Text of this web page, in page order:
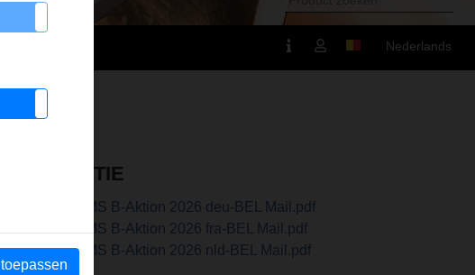
Nederlands
ACTIE
REMS B-Aktion 2026 deu-BEL Mail.pdf
REMS B-Aktion 2026 fra-BEL Mail.pdf
REMS B-Aktion 2026 nld-BEL Mail.pdf
toepassen